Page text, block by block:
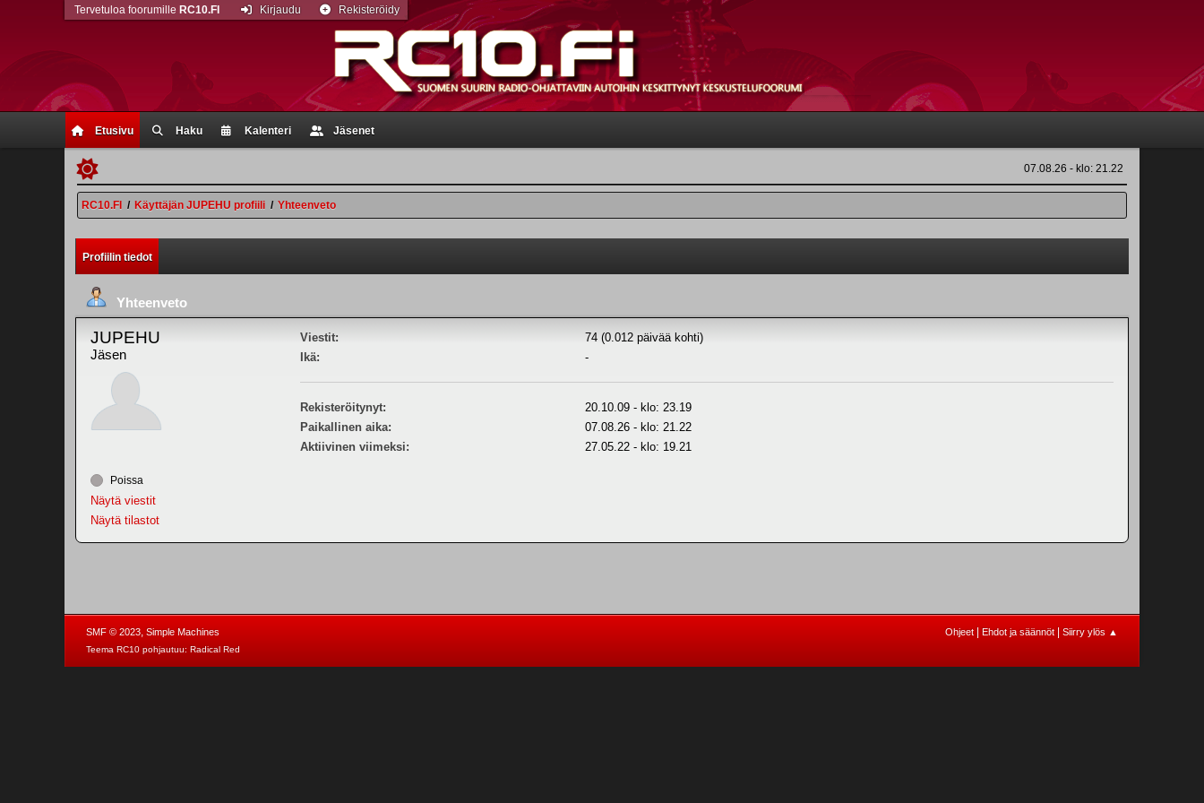
Etusivu Haku Kalenteri Jäsenet
Tervetuloa foorumille RC10.FI Kirjaudu Rekisteröidy
07.08.26 - klo: 21.22
RC10.FI / Käyttäjän JUPEHU profiili / Yhteenveto
Profiilin tiedot
Yhteenveto
JUPEHU
Jäsen
Poissa
Näytä viestit
Näytä tilastot
Viestit:
74 (0.012 päivää kohti)
Ikä:
-
Rekisteröitynyt:
20.10.09 - klo: 23.19
Paikallinen aika:
07.08.26 - klo: 21.22
Aktiivinen viimeksi:
27.05.22 - klo: 19.21
Ohjeet Ehdot ja säännöt Siirry ylös ▲
SMF © 2023, Simple Machines
Teema RC10 pohjautuu: Radical Red